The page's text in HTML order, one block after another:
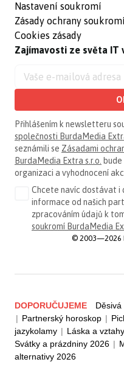
Nastavení soukromí
Zásady ochrany soukromí
Cookies zásady
Zajímavosti ze světa IT
Přihlášením k newsletteru
společnosti BurdaMedia
seznámili se Zásadami
BurdaMedia Extra s.r.o.
organizaci a vyhodnocení
Chcete navíc dostávat i
informace od našich
zpracováním údajů k
soukromí BurdaMedia
© 2003—2026
DOPORUČUJEME
| Partnerský horoskop |
jazykolamy | Láska a vztahy
Svátky a prázdniny 2026 |
alternativy 2026